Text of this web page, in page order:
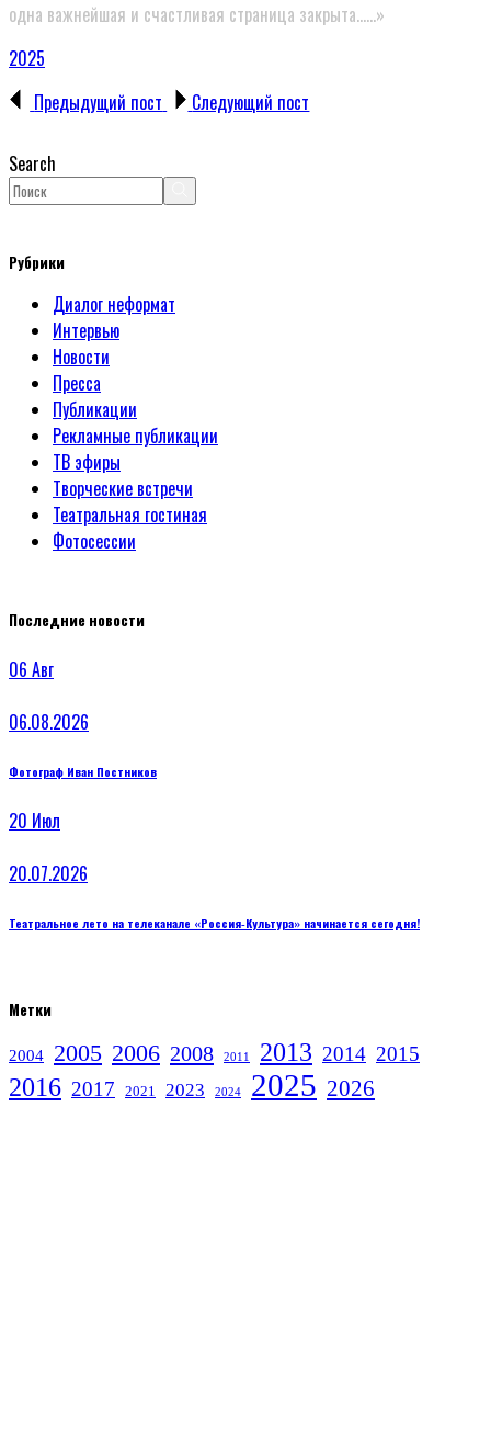
одна важнейшая и счастливая страница закрыта……»
2025
Предыдущий пост
Следующий пост
Search
Рубрики
Диалог неформат
Интервью
Новости
Пресса
Публикации
Рекламные публикации
ТВ эфиры
Творческие встречи
Театральная гостиная
Фотосессии
Последние новости
06 Авг
06.08.2026
Фотограф Иван Постников
20 Июл
20.07.2026
Театральное лето на телеканале «Россия‑Культура» начинается сегодня!
Метки
2004 2005 2006 2008 2011 2013 2014 2015
2016 2017 2021 2023 2024 2025 2026